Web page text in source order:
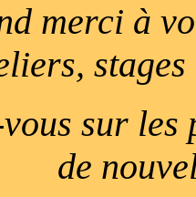
merci à
sur
de